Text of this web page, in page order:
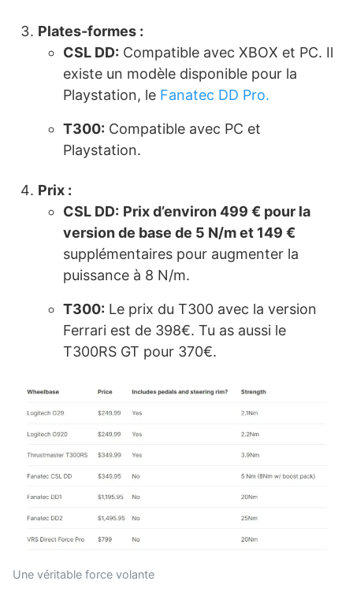
Plates-formes :
CSL DD: Compatible avec XBOX et PC. Il
existe un modèle disponible pour la
Playstation, le Fanatec DD Pro.
T300: Compatible avec PC et
Playstation.
Prix :
CSL DD: Prix d’environ 499 € pour la
version de base de 5 N/m et 149 €
supplémentaires pour augmenter la
puissance à 8 N/m.
T300: Le prix du T300 avec la version
Ferrari est de 398€. Tu as aussi le
T300RS GT pour 370€.
Une véritable force volante